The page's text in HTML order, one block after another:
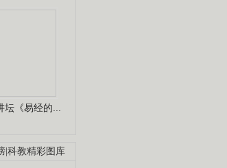
坛《易经的...
科教精彩图库